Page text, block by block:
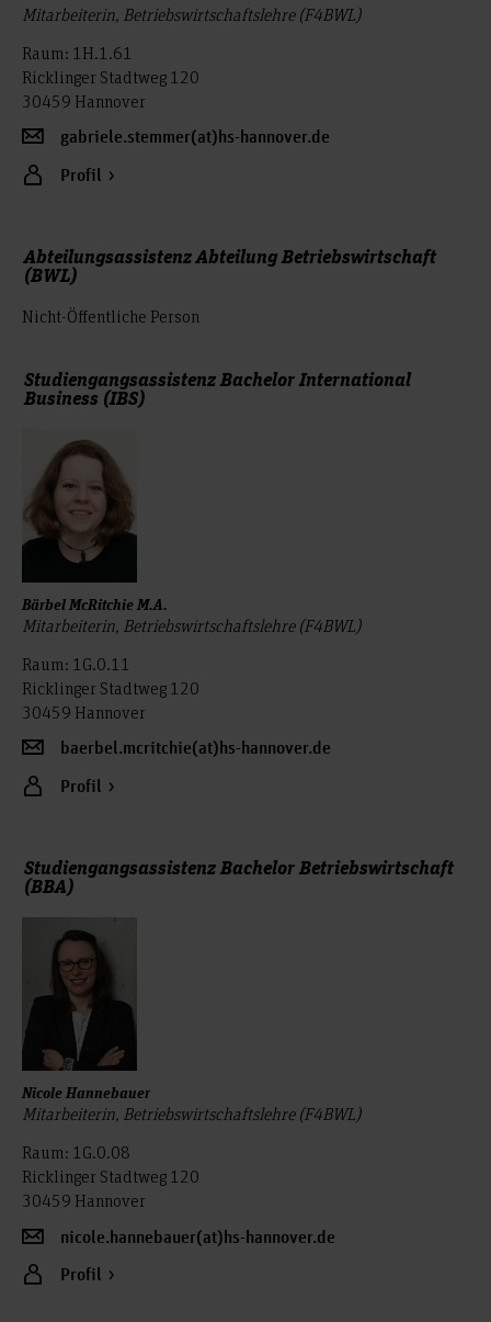
Mitarbeiterin, Betriebswirtschaftslehre (F4BWL)
Raum: 1H.1.61
Ricklinger Stadtweg 120
30459 Hannover
gabriele.stemmer(at)hs-hannover.de
Profil
Abteilungsassistenz Abteilung Betriebswirtschaft
(BWL)
Nicht-Öffentliche Person
Studiengangsassistenz Bachelor International
Business (IBS)
Bärbel McRitchie M.A.
Mitarbeiterin, Betriebswirtschaftslehre (F4BWL)
Raum: 1G.0.11
Ricklinger Stadtweg 120
30459 Hannover
baerbel.mcritchie(at)hs-hannover.de
Profil
Studiengangsassistenz Bachelor Betriebswirtschaft
(BBA)
Nicole Hannebauer
Mitarbeiterin, Betriebswirtschaftslehre (F4BWL)
Raum: 1G.0.08
Ricklinger Stadtweg 120
30459 Hannover
nicole.hannebauer(at)hs-hannover.de
Profil